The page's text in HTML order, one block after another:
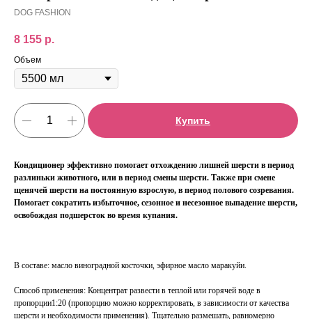
DOG FASHION
8 155 р.
Объем
Купить
Кондиционер эффективно помогает отхождению лишней шерсти в период
разлиньки животного, или в период смены шерсти. Также при смене
щенячей шерсти на постоянную взрослую, в период полового созревания.
Помогает сократить избыточное, сезонное и несезонное выпадение шерсти,
освобождая подшерсток во время купания.
В составе: масло виноградной косточки, эфирное масло маракуйи.
Способ применения: Концентрат развести в теплой или горячей воде в
пропорции1:20 (пропорцию можно корректировать, в зависимости от качества
шерсти и необходимости применения). Тщательно размешать, равномерно